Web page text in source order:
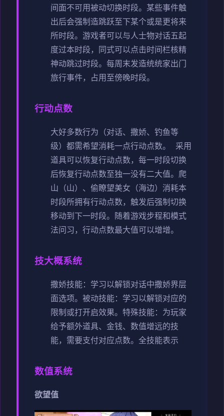
间面不可用被动切换时段。 某些事件触
出后会强制造跳跃至下某个或是更将来
所时段。 游戏者可以与人士物对话五起
度过本时段，同式可以点击时间栏核精
神动跳过时段。 每周末发造统统家出门
旅行事件，占用至傍晚时段。
行动点数
大好多数行为（对话、撒娇、钓鱼等
级）都需希望消耗一点行动点数。
采用
道具可以恢复行动点数，每一时段切换
后恢复行动点数至独一没有二大值。 爬
山（山）、偷瞭望美女（海边）消耗本
时段所拥有行动点数，触发后强制切换
移动到下一时段。
随着游戏步程和模式
法问习，行动点数最大值可以增增。
技大概系统
撒娇技能：学习以解锁对话中撒娇界层
面选项。 被动技能：学习以解锁对应的
限制或打开启效果。 特殊技能：为玩家
给予额外道具、金钱、数值增远的技
能，需要支付对应点数。 全技能表示
数值系统
欲望值